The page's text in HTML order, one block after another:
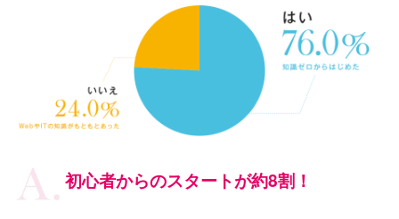
初心者からのスタートが約8割！